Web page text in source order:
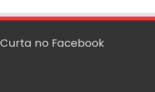
Curta no Facebook